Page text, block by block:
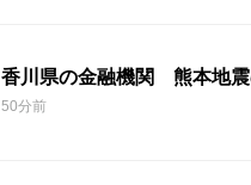
香川県の金融機関 熊本地
50分前